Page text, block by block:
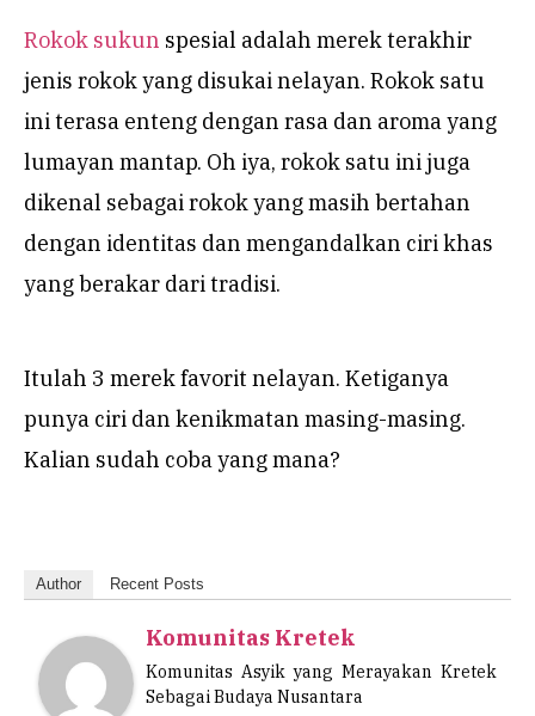
Rokok sukun spesial adalah merek terakhir
jenis rokok yang disukai nelayan. Rokok satu
ini terasa enteng dengan rasa dan aroma yang
lumayan mantap. Oh iya, rokok satu ini juga
dikenal sebagai rokok yang masih bertahan
dengan identitas dan mengandalkan ciri khas
yang berakar dari tradisi.
Itulah 3 merek favorit nelayan. Ketiganya
punya ciri dan kenikmatan masing-masing.
Kalian sudah coba yang mana?
Author Recent Posts
Komunitas Kretek
Komunitas Asyik yang Merayakan Kretek
Sebagai Budaya Nusantara